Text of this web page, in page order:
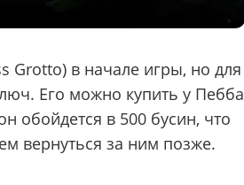
Grotto) в начале игры, но для
Его можно купить у Пебба
обойдется в 500 бусин, что
вернуться за ним позже.